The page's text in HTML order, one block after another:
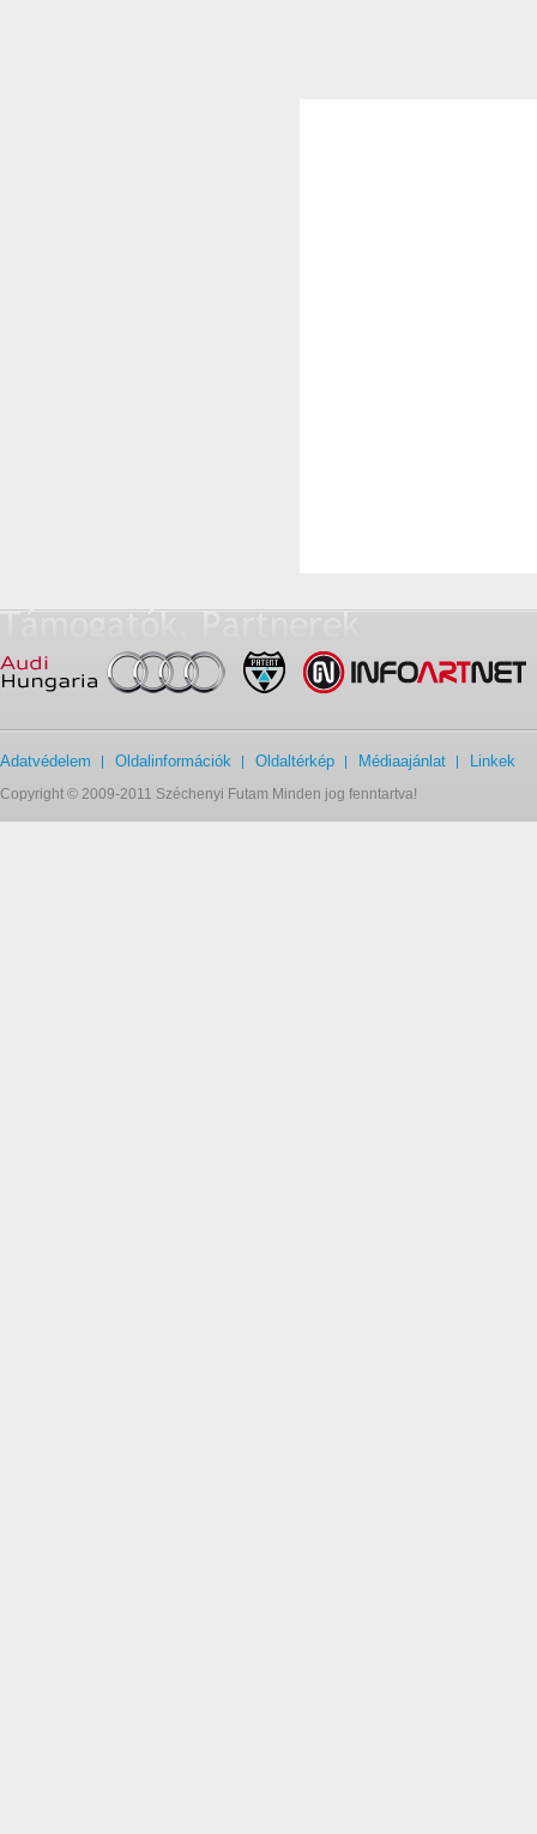
Adatvédelem Oldalinformációk Oldaltérkép Médiaajánlat Linkek
Copyright © 2009-2011 Széchenyi Futam Minden jog fenntartva!